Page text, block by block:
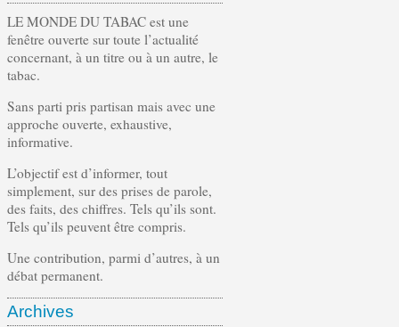
LE MONDE DU TABAC est une
fenêtre ouverte sur toute l’actualité
concernant, à un titre ou à un autre, le
tabac.
Sans parti pris partisan mais avec une
approche ouverte, exhaustive,
informative.
L’objectif est d’informer, tout
simplement, sur des prises de parole,
des faits, des chiffres. Tels qu’ils sont.
Tels qu’ils peuvent être compris.
Une contribution, parmi d’autres, à un
débat permanent.
Archives